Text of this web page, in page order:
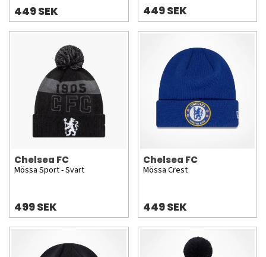
449 SEK 449 SEK
Chelsea FC
Mössa Sport - Svart
499 SEK
Chelsea FC
Mössa Crest
449 SEK